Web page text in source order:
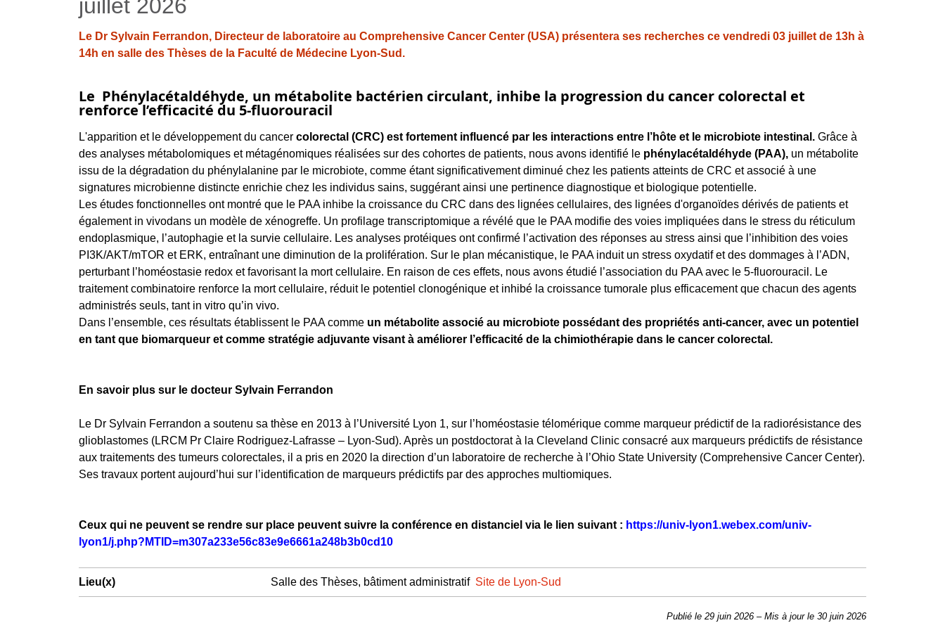
juillet 2026
Le Dr Sylvain Ferrandon, Directeur de laboratoire au Comprehensive Cancer Center (USA) présentera ses recherches ce vendredi 03 juillet de 13h à
14h en salle des Thèses de la Faculté de Médecine Lyon-Sud.
Le Phénylacétaldéhyde, un métabolite bactérien circulant, inhibe la progression du cancer colorectal et
renforce l’efficacité du 5-fluorouracil
L'apparition et le développement du cancer colorectal (CRC) est fortement influencé par les interactions entre l’hôte et le microbiote intestinal. Grâce à
des analyses métabolomiques et métagénomiques réalisées sur des cohortes de patients, nous avons identifié le phénylacétaldéhyde (PAA), un métabolite
issu de la dégradation du phénylalanine par le microbiote, comme étant significativement diminué chez les patients atteints de CRC et associé à une
signatures microbienne distincte enrichie chez les individus sains, suggérant ainsi une pertinence diagnostique et biologique potentielle.
Les études fonctionnelles ont montré que le PAA inhibe la croissance du CRC dans des lignées cellulaires, des lignées d'organoïdes dérivés de patients et
également in vivodans un modèle de xénogreffe. Un profilage transcriptomique a révélé que le PAA modifie des voies impliquées dans le stress du réticulum
endoplasmique, l’autophagie et la survie cellulaire. Les analyses protéiques ont confirmé l’activation des réponses au stress ainsi que l’inhibition des voies
PI3K/AKT/mTOR et ERK, entraînant une diminution de la prolifération. Sur le plan mécanistique, le PAA induit un stress oxydatif et des dommages à l’ADN,
perturbant l’homéostasie redox et favorisant la mort cellulaire. En raison de ces effets, nous avons étudié l’association du PAA avec le 5-fluorouracil. Le
traitement combinatoire renforce la mort cellulaire, réduit le potentiel clonogénique et inhibé la croissance tumorale plus efficacement que chacun des agents
administrés seuls, tant in vitro qu’in vivo.
Dans l’ensemble, ces résultats établissent le PAA comme un métabolite associé au microbiote possédant des propriétés anti-cancer, avec un potentiel
en tant que biomarqueur et comme stratégie adjuvante visant à améliorer l’efficacité de la chimiothérapie dans le cancer colorectal.
En savoir plus sur le docteur Sylvain Ferrandon
Le Dr Sylvain Ferrandon a soutenu sa thèse en 2013 à l’Université Lyon 1, sur l’homéostasie télomérique comme marqueur prédictif de la radiorésistance des
glioblastomes (LRCM Pr Claire Rodriguez-Lafrasse – Lyon-Sud). Après un postdoctorat à la Cleveland Clinic consacré aux marqueurs prédictifs de résistance
aux traitements des tumeurs colorectales, il a pris en 2020 la direction d’un laboratoire de recherche à l’Ohio State University (Comprehensive Cancer Center).
Ses travaux portent aujourd’hui sur l’identification de marqueurs prédictifs par des approches multiomiques.
Ceux qui ne peuvent se rendre sur place peuvent suivre la conférence en distanciel via le lien suivant : https://univ-lyon1.webex.com/univ-
lyon1/j.php?MTID=m307a233e56c83e9e6661a248b3b0cd10
Lieu(x) Salle des Thèses, bâtiment administratif Site de Lyon-Sud
Publié le 29 juin 2026 – Mis à jour le 30 juin 2026